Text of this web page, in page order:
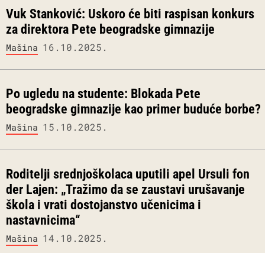
Vuk Stanković: Uskoro će biti raspisan konkurs
za direktora Pete beogradske gimnazije
Mašina 16.10.2025.
Po ugledu na studente: Blokada Pete
beogradske gimnazije kao primer buduće borbe?
Mašina 15.10.2025.
Roditelji srednjoškolaca uputili apel Ursuli fon
der Lajen: „Tražimo da se zaustavi urušavanje
škola i vrati dostojanstvo učenicima i
nastavnicima“
Mašina 14.10.2025.